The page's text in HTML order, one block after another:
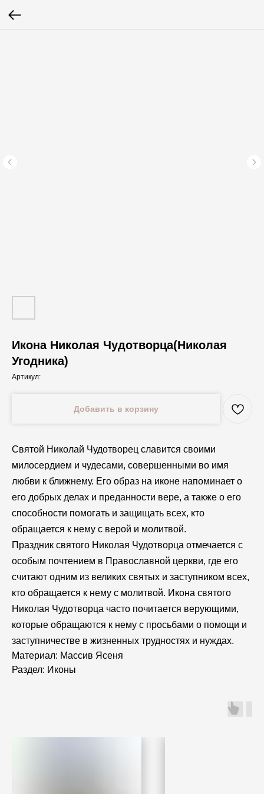
Икона Николая Чудотворца(Николая
Угодника)
Артикул:
Добавить в корзину
Святой Николай Чудотворец славится своими
милосердием и чудесами, совершенными во имя
любви к ближнему. Его образ на иконе напоминает о
его добрых делах и преданности вере, а также о его
способности помогать и защищать всех, кто
обращается к нему с верой и молитвой.
Праздник святого Николая Чудотворца отмечается с
особым почтением в Православной церкви, где его
считают одним из великих святых и заступником всех,
кто обращается к нему с молитвой. Икона святого
Николая Чудотворца часто почитается верующими,
которые обращаются к нему с просьбами о помощи и
заступничестве в жизненных трудностях и нуждах.
Материал: Массив Ясеня
Раздел: Иконы